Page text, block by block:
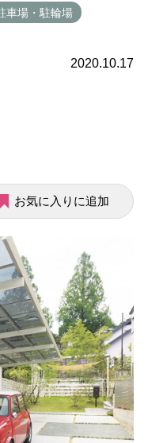
車場・駐輪場
2020.10.17
お気に入りに追加